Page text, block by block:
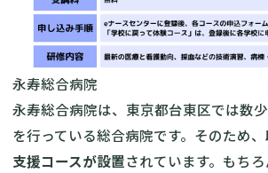
永寿総合病院
永寿総合病院は、東京都台東区では数
を行っている総合病院です。そのため、
支援コースが設置されています。もち